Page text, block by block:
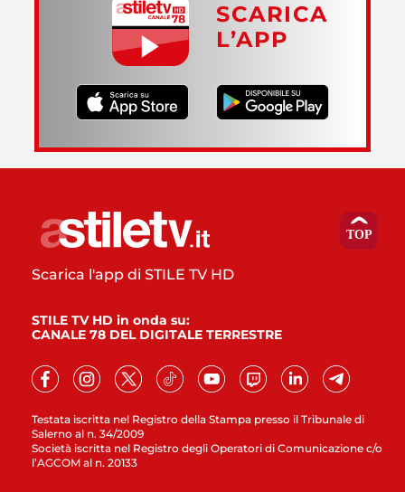
SCARICA
L’APP
Testata iscritta nel Registro della Stampa presso il Tribunale di
Salerno al n. 34/2009
Società iscritta nel Registro degli Operatori di Comunicazione c/o
l’AGCOM al n. 20133
Scarica l'app di STILE TV HD
STILE TV HD in onda su:
CANALE 78 DEL DIGITALE TERRESTRE